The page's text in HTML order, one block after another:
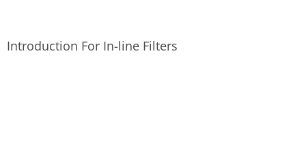
Introduction For In-line Filters